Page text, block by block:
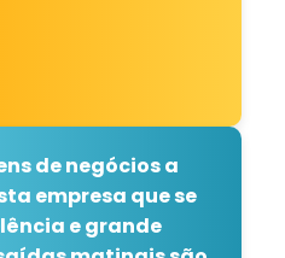
de negócios a
empresa que se
e grande